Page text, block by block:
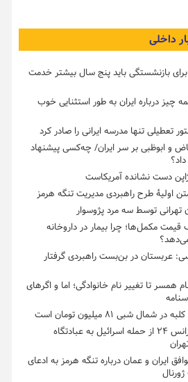
داخلی
برای بازنشستگی باید پنج سال بیشتر خدمت
چیز درباره ایران به طور استثنایی خوب
تعطیلی تنها مدرسه ایرانی را صادر کرد
و ابوظبی بر سر ایران/ چه‌کسی پیشنهاد
دست نشانده آمریکاست
اولیۀ طرح راهبردی مدیریت تنگه هرمز
تهرانی توسط سه مرد پژوسوار
قیمت مکمل‌ها؛ چرا بیمار در داروخانه
عربستان در بن‌بست راهبردی گرفتار
همسر تا تغییر نام خانوادگی؛ اما و اگرهای
شمال شبی ۸۱ میلیون تومان است
گزارش فرانس ۲۴ از حمله اسرائیل به عبادتگاه
ایران و عمان درباره تنگه هرمز به ادعای